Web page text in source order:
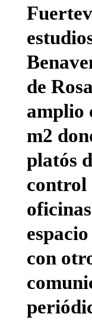
de
amplio
m2
platós
control
con